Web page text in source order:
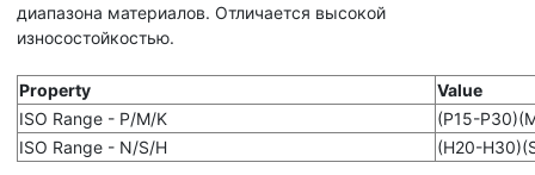
диапазона материалов. Отличается высокой
износостойкостью.
Property
Value
ISO Range - P/M/K
(P15-
ISO Range - N/S/H
(H20-